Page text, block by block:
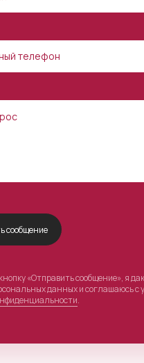
«Отправить сообщение», я
данных и соглашаюсь с
.